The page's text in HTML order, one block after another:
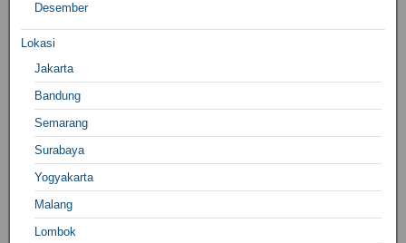
Desember
Lokasi
Jakarta
Bandung
Semarang
Surabaya
Yogyakarta
Malang
Lombok